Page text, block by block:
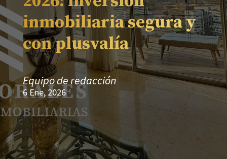
inmobiliaria segura y
con plusvalía
Equipo de redacción
6 Ene, 2026